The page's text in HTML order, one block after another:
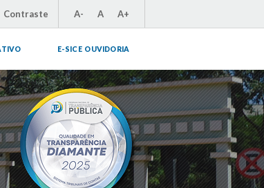
Contraste A- A A+
E-SIC E OUVIDORIA